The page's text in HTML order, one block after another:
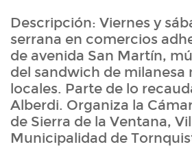
Descripción: Viernes y
serrana en comercios
de avenida San Martín,
del sandwich de
locales. Parte de lo
Alberdi. Organiza la
de Sierra de la Ventana,
Municipalidad de